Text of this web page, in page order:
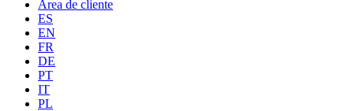
Área de cliente
ES
EN
FR
DE
PT
IT
PL